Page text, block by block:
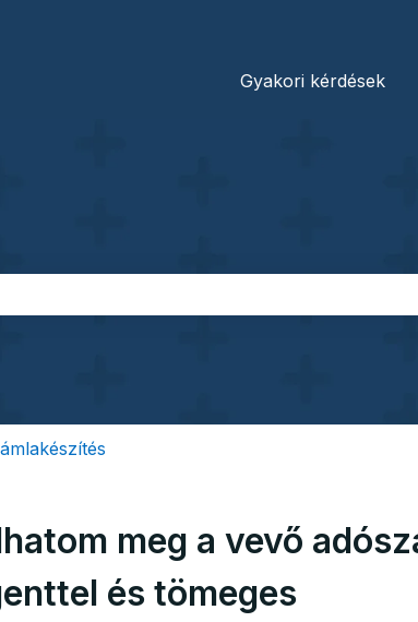
Gyakori kérdések
meg a vevő
és tömeges